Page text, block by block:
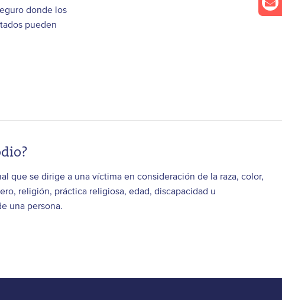
donde los
pueden
que se dirige a una víctima en consideración de la raza, color,
religión, práctica religiosa, edad, discapacidad u
una persona.